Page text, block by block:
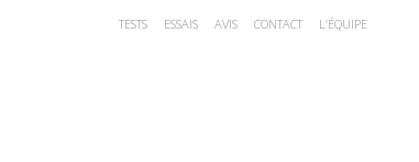
TESTS ESSAIS AVIS CONTACT L’ÉQUIPE